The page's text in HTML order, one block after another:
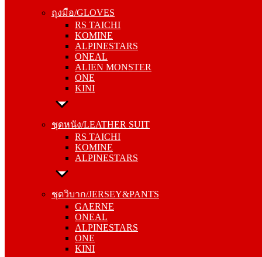
ถุงมือ/GLOVES
RS TAICHI
KOMINE
ALPINESTARS
ONEAL
ALIEN MONSTER
ONE
KINI
ชุดหนัง/LEATHER SUIT
RS TAICHI
KOMINE
ALPINESTARS
ชุดวิบาก/JERSEY&PANTS
GAERNE
ONEAL
ALPINESTARS
ONE
KINI
KOMINE
ALPINESTARS
ONEAL
ALIEN MONSTER
ONE
KINI
ชุดหนัง/LEATHER SUIT
KOMINE
ALPINESTARS
ชุดวิบาก/JERSEY&PANTS
ONEAL
ALPINESTARS
ONE
KINI